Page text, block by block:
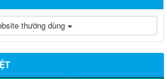
thường dùng